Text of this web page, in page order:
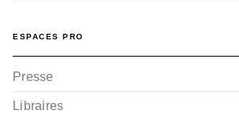
ESPACES PRO
Presse
Libraires